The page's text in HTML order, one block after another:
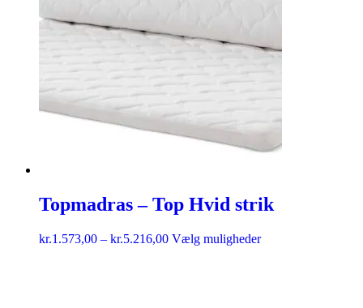
Topmadras – Top Hvid strik
kr.1.573,00 – kr.5.216,00 Vælg muligheder